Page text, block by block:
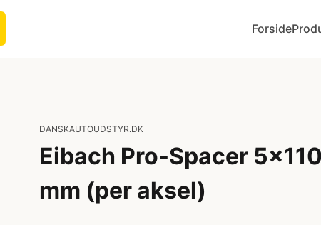
Forside
DANSKAUTOUDSTYR.DK
Eibach Pro-Spacer
mm (per aksel)